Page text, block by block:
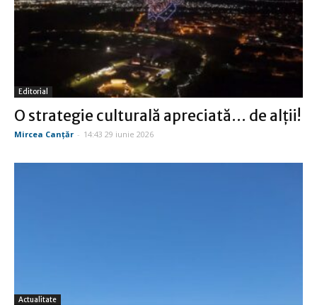
Editorial
O strategie culturală apreciată… de alţii!
Mircea Canţăr - 14:43 29 iunie 2026
Actualitate